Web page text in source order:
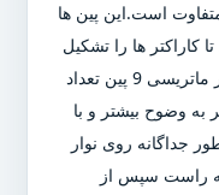
است.این پین ها
کاراکتر ها را تشکیل
دهند.پرینتر ماتریسی 24 پین نسبت به پرینتر ماتریسی 9 پین تعداد
به وضوح بیشتر و با
جداگانه روی نوار
راست سپس از